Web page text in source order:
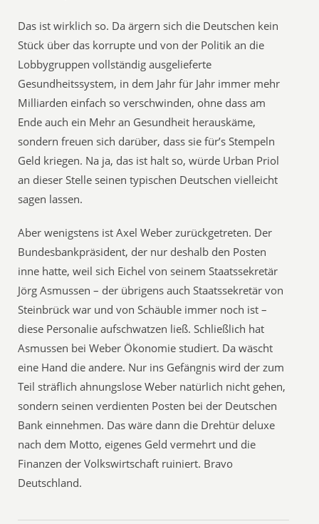
Das ist wirklich so. Da ärgern sich die Deutschen kein
Stück über das korrupte und von der Politik an die
Lobbygruppen vollständig ausgelieferte
Gesundheitssystem, in dem Jahr für Jahr immer mehr
Milliarden einfach so verschwinden, ohne dass am
Ende auch ein Mehr an Gesundheit herauskäme,
sondern freuen sich darüber, dass sie für’s Stempeln
Geld kriegen. Na ja, das ist halt so, würde Urban Priol
an dieser Stelle seinen typischen Deutschen vielleicht
sagen lassen.
Aber wenigstens ist Axel Weber zurückgetreten. Der
Bundesbankpräsident, der nur deshalb den Posten
inne hatte, weil sich Eichel von seinem Staatssekretär
Jörg Asmussen – der übrigens auch Staatssekretär von
Steinbrück war und von Schäuble immer noch ist –
diese Personalie aufschwatzen ließ. Schließlich hat
Asmussen bei Weber Ökonomie studiert. Da wäscht
eine Hand die andere. Nur ins Gefängnis wird der zum
Teil sträflich ahnungslose Weber natürlich nicht gehen,
sondern seinen verdienten Posten bei der Deutschen
Bank einnehmen. Das wäre dann die Drehtür deluxe
nach dem Motto, eigenes Geld vermehrt und die
Finanzen der Volkswirtschaft ruiniert. Bravo
Deutschland.